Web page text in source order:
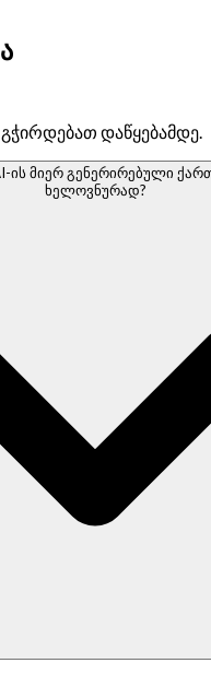
დაწყებამდე.
ის მიერ გენერირებული
ხელოვნურად?